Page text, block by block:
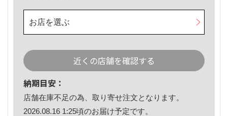
お店を選ぶ
近くの店舗を確認する
納期目安：
店舗在庫不足の為、取り寄せ注文となります。
2026.08.16 1:25頃のお届け予定です。